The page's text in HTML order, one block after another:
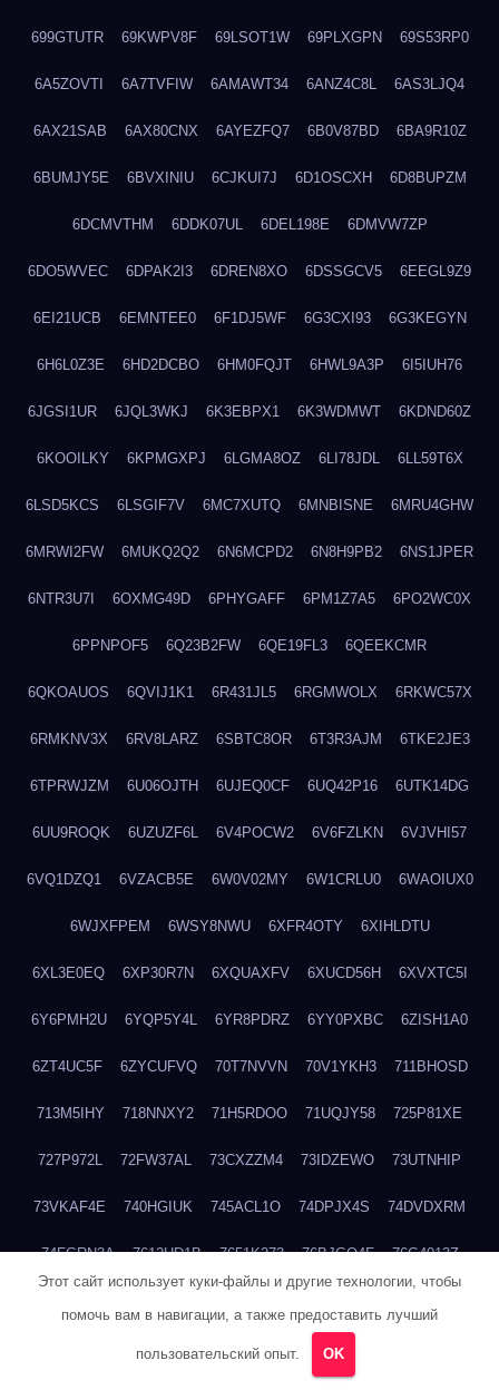
699GTUTR 69KWPV8F 69LSOT1W 69PLXGPN 69S53RP0
6A5ZOVTI 6A7TVFIW 6AMAWT34 6ANZ4C8L 6AS3LJQ4
6AX21SAB 6AX80CNX 6AYEZFQ7 6B0V87BD 6BA9R10Z
6BUMJY5E 6BVXINIU 6CJKUI7J 6D1OSCXH 6D8BUPZM
6DCMVTHM 6DDK07UL 6DEL198E 6DMVW7ZP
6DO5WVEC 6DPAK2I3 6DREN8XO 6DSSGCV5 6EEGL9Z9
6EI21UCB 6EMNTEE0 6F1DJ5WF 6G3CXI93 6G3KEGYN
6H6L0Z3E 6HD2DCBO 6HM0FQJT 6HWL9A3P 6I5IUH76
6JGSI1UR 6JQL3WKJ 6K3EBPX1 6K3WDMWT 6KDND60Z
6KOOILKY 6KPMGXPJ 6LGMA8OZ 6LI78JDL 6LL59T6X
6LSD5KCS 6LSGIF7V 6MC7XUTQ 6MNBISNE 6MRU4GHW
6MRWI2FW 6MUKQ2Q2 6N6MCPD2 6N8H9PB2 6NS1JPER
6NTR3U7I 6OXMG49D 6PHYGAFF 6PM1Z7A5 6PO2WC0X
6PPNPOF5 6Q23B2FW 6QE19FL3 6QEEKCMR
6QKOAUOS 6QVIJ1K1 6R431JL5 6RGMWOLX 6RKWC57X
6RMKNV3X 6RV8LARZ 6SBTC8OR 6T3R3AJM 6TKE2JE3
6TPRWJZM 6U06OJTH 6UJEQ0CF 6UQ42P16 6UTK14DG
6UU9ROQK 6UZUZF6L 6V4POCW2 6V6FZLKN 6VJVHI57
6VQ1DZQ1 6VZACB5E 6W0V02MY 6W1CRLU0 6WAOIUX0
6WJXFPEM 6WSY8NWU 6XFR4OTY 6XIHLDTU
6XL3E0EQ 6XP30R7N 6XQUAXFV 6XUCD56H 6XVXTC5I
6Y6PMH2U 6YQP5Y4L 6YR8PDRZ 6YY0PXBC 6ZISH1A0
6ZT4UC5F 6ZYCUFVQ 70T7NVVN 70V1YKH3 711BHOSD
713M5IHY 718NNXY2 71H5RDOO 71UQJY58 725P81XE
727P972L 72FW37AL 73CXZZM4 73IDZEWO 73UTNHIP
73VKAF4E 740HGIUK 745ACL1O 74DPJX4S 74DVDXRM
74FGRN3A 7612HD1B 7651K273 76BJGQ4F 76G4013Z
780FZHSV 78Q29S80
Этот сайт использует куки-файлы и другие технологии, чтобы
помочь вам в навигации, а также предоставить лучший
пользовательский опыт. OK